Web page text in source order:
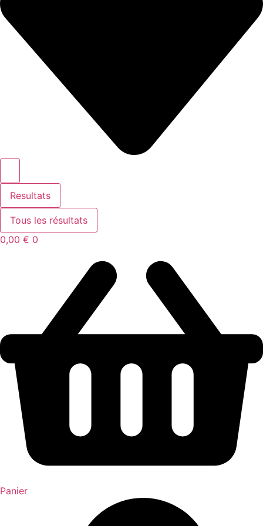
Resultats
Tous les résultats
0,00 € 0
Panier